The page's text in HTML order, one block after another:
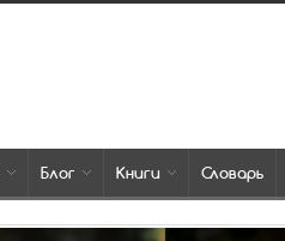
Блог Книги Словарь